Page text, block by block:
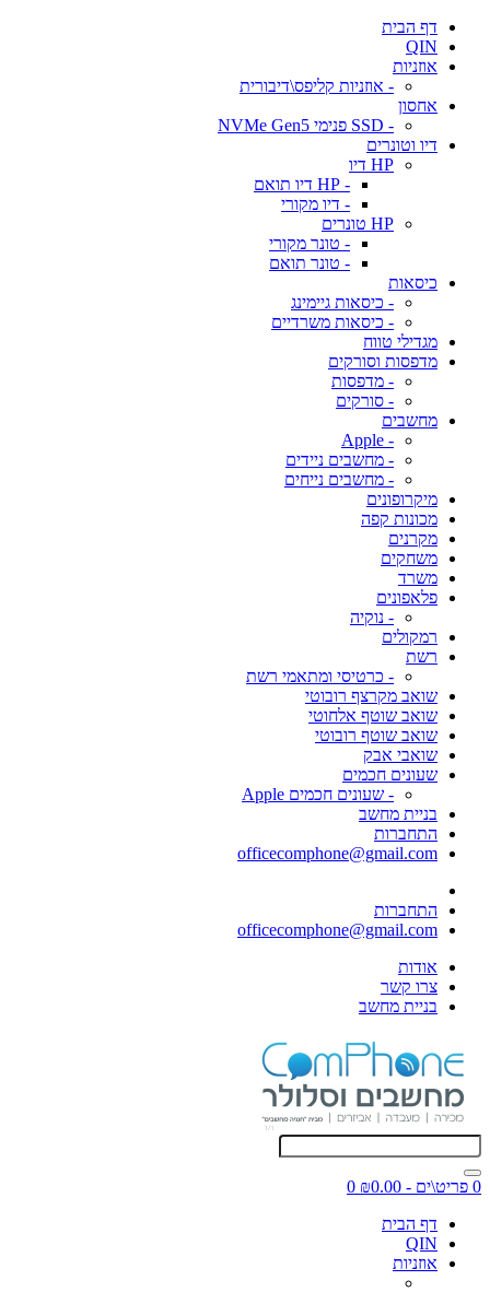
דף הבית
QIN
אוזניות
- אוזניות קליפס\דיבורית
אחסון
- SSD פנימי NVMe Gen5
דיו וטונרים
HP דיו
- HP דיו תואם
- דיו מקורי
HP טונרים
- טונר מקורי
- טונר תואם
כיסאות
- כיסאות גיימינג
- כיסאות משרדיים
מגדילי טווח
מדפסות וסורקים
- מדפסות
- סורקים
מחשבים
- Apple
- מחשבים ניידים
- מחשבים נייחים
מיקרופונים
מכונות קפה
מקרנים
משחקים
משרד
פלאפונים
- נוקיה
רמקולים
רשת
- כרטיסי ומתאמי רשת
שואב מקרצף רובוטי
שואב שוטף אלחוטי
שואב שוטף רובוטי
שואבי אבק
שעונים חכמים
- שעונים חכמים Apple
בניית מחשב
התחברות
officecomphone@gmail.com
התחברות
officecomphone@gmail.com
אודות
צרו קשר
בניית מחשב
0 פריט\ים - ₪0.00
0
דף הבית
QIN
אוזניות